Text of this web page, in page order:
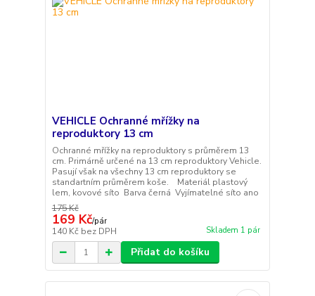
VEHICLE Ochranné mřížky na
reproduktory 13 cm
Ochranné mřížky na reproduktory s průměrem 13
cm. Primárně určené na 13 cm reproduktory Vehicle.
Pasují však na všechny 13 cm reproduktory se
standartním průměrem koše. Materiál plastový
lem, kovové síto Barva černá Vyjímatelné síto ano
175 Kč
169 Kč/pár
140 Kč bez DPH Skladem 1 pár
Přidat do košíku